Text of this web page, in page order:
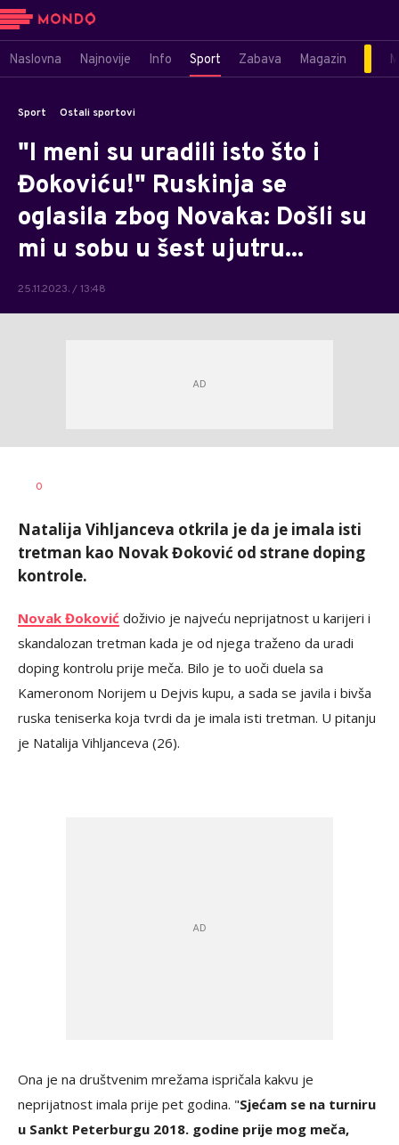
Naslovna Najnovije Info Sport Zabava Magazin
Sport Ostali sportovi
"I meni su uradili isto što i
Đokoviću!" Ruskinja se
oglasila zbog Novaka: Došli su
mi u sobu u šest ujutru...
25.11.2023. / 13:48
AUTOR
0
Natalija Vihljanceva otkrila je da je imala isti
tretman kao Novak Đoković od strane doping
kontrole.
Novak Đoković doživio je najveću neprijatnost u karijeri i
skandalozan tretman kada je od njega traženo da uradi
doping kontrolu prije meča. Bilo je to uoči duela sa
Kameronom Norijem u Dejvis kupu, a sada se javila i bivša
ruska teniserka koja tvrdi da je imala isti tretman. U pitanju
je Natalija Vihljanceva (26).
Ona je na društvenim mrežama ispričala kakvu je
neprijatnost imala prije pet godina. "Sjećam se na turniru
u Sankt Peterburgu 2018. godine prije mog meča,